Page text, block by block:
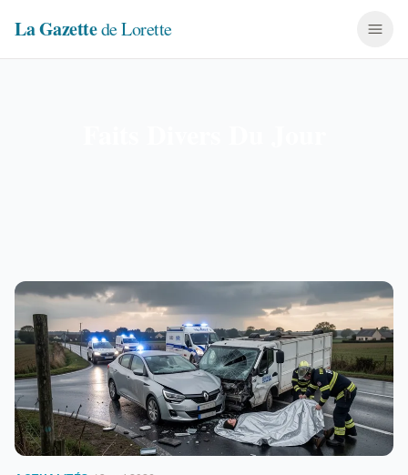
La Gazettede Lorette